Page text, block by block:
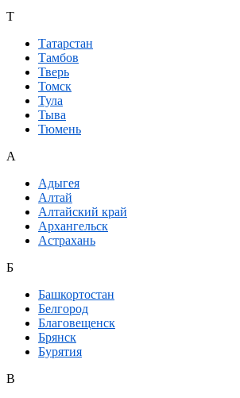
Т
Татарстан
Тамбов
Тверь
Томск
Тула
Тыва
Тюмень
А
Адыгея
Алтай
Алтайский край
Архангельск
Астрахань
Б
Башкортостан
Белгород
Благовещенск
Брянск
Бурятия
В